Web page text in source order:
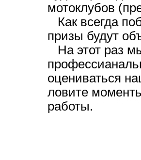
мотоклубов
Как всегда
призы будут
На этот раз
оцениваться
ловите
работы.